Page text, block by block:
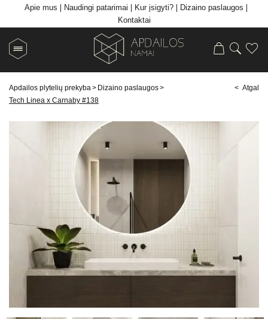
Apie mus Naudingi patarimai Kur įsigyti?
Dizaino paslaugos
Kontaktai
Apdailos plytelių prekyba > Dizaino paslaugos>
Tech Linea x Carnaby #138
< Atgal